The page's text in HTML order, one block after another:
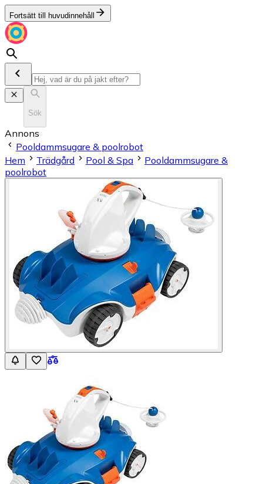
Fortsätt till huvudinnehåll
Sök
Annons
Pooldammsugare & poolrobot
Hem
Trädgård Pool & Spa
Pooldammsugare &
poolrobot